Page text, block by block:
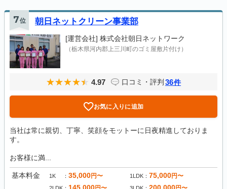
7位 朝日ネットクリーン事業部
[運営会社] 株式会社朝日ネットワーク
（栃木県河内郡上三川町のゴミ屋敷片付け）
4.97 口コミ・評判 36件
お気に入りに追加
当社は常に親切、丁寧、笑顔をモットーに日夜精進しておりま
す。
お客様に満...
基本料金 1K 35,000円〜 1LDK 75,000円〜